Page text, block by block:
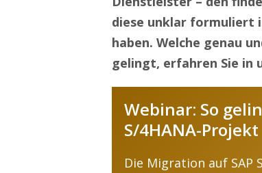
diese unklar formuliert
haben. Welche genau
gelingt, erfahren Sie in
Webinar: So
S/4HANA-Projekt
Die Migration auf SAP